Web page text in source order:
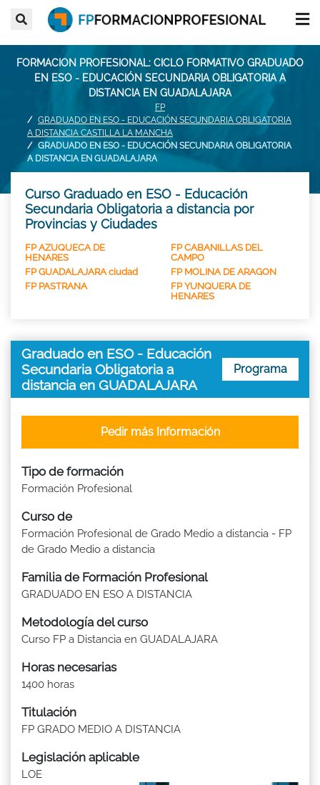
FORMACION PROFESIONAL: CICLO FORMATIVO GRADUADO
EN ESO - EDUCACIÓN SECUNDARIA OBLIGATORIA A
DISTANCIA EN GUADALAJARA
FP
GRADUADO EN ESO - EDUCACIÓN SECUNDARIA OBLIGATORIA
A DISTANCIA CASTILLA LA MANCHA
GRADUADO EN ESO - EDUCACIÓN SECUNDARIA OBLIGATORIA
A DISTANCIA EN GUADALAJARA
Curso Graduado en ESO - Educación
Secundaria Obligatoria a distancia por
Provincias y Ciudades
FP AZUQUECA DE
HENARES
FP CABANILLAS DEL
CAMPO
FP GUADALAJARA ciudad
FP MOLINA DE ARAGON
FP PASTRANA
FP YUNQUERA DE
HENARES
Graduado en ESO - Educación
Secundaria Obligatoria a
distancia en GUADALAJARA
Programa
Tipo de formación
Formación Profesional
Curso de
Formación Profesional de Grado Medio a distancia - FP
de Grado Medio a distancia
Familia de Formación Profesional
GRADUADO EN ESO A DISTANCIA
Metodología del curso
Curso FP a Distancia en GUADALAJARA
Horas necesarias
1400 horas
Titulación
FP GRADO MEDIO A DISTANCIA
Legislación aplicable
LOE
Pedir más Información